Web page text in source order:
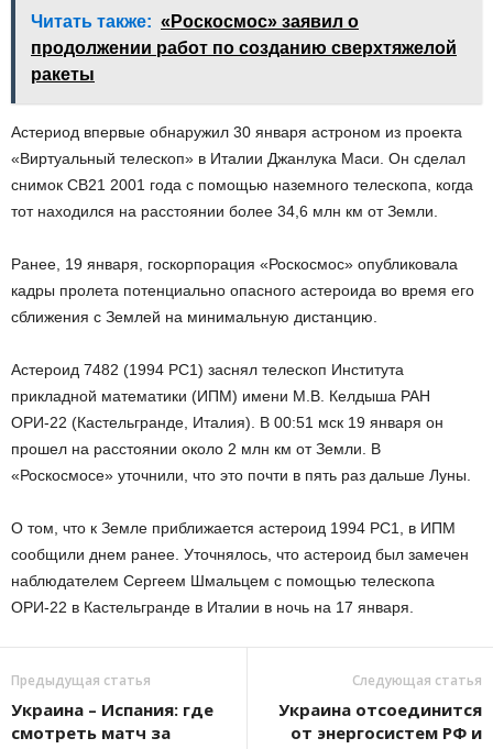
Читать также: «Роскосмос» заявил о
продолжении работ по созданию сверхтяжелой
ракеты
Астериод впервые обнаружил 30 января астроном из проекта
«Виртуальный телескоп» в Италии Джанлука Маси. Он сделал
снимок CB21 2001 года с помощью наземного телескопа, когда
тот находился на расстоянии более 34,6 млн км от Земли.
Ранее, 19 января, госкорпорация «Роскосмос» опубликовала
кадры пролета потенциально опасного астероида во время его
сближения с Землей на минимальную дистанцию.
Астероид 7482 (1994 PC1) заснял телескоп Института
прикладной математики (ИПМ) имени М.В. Келдыша РАН
ОРИ-22 (Кастельгранде, Италия). В 00:51 мск 19 января он
прошел на расстоянии около 2 млн км от Земли. В
«Роскосмосе» уточнили, что это почти в пять раз дальше Луны.
О том, что к Земле приближается астероид 1994 РС1, в ИПМ
сообщили днем ранее. Уточнялось, что астероид был замечен
наблюдателем Сергеем Шмальцем с помощью телескопа
ОРИ-22 в Кастельгранде в Италии в ночь на 17 января.
Предыдущая статья
Украина – Испания: где
смотреть матч за
Следующая статья
Украина отсоединится
от энергосистем РФ и